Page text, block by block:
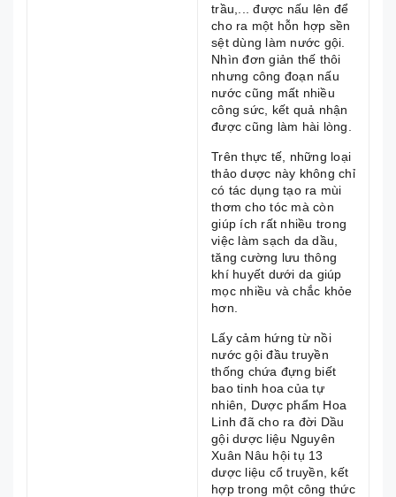
trầu,... được nấu lên để
cho ra một hỗn hợp sền
sệt dùng làm nước gội.
Nhìn đơn giản thế thôi
nhưng công đoạn nấu
nước cũng mất nhiều
công sức, kết quả nhận
được cũng làm hài lòng.
Trên thực tế, những loại
thảo dược này không chỉ
có tác dụng tạo ra mùi
thơm cho tóc mà còn
giúp ích rất nhiều trong
việc làm sạch da dầu,
tăng cường lưu thông
khí huyết dưới da giúp
mọc nhiều và chắc khỏe
hơn.
Lấy cảm hứng từ nồi
nước gội đầu truyền
thống chứa đựng biết
bao tinh hoa của tự
nhiên, Dược phẩm Hoa
Linh đã cho ra đời Dầu
gội dược liệu Nguyên
Xuân Nâu hội tụ 13
dược liệu cổ truyền, kết
hợp trong một công thức